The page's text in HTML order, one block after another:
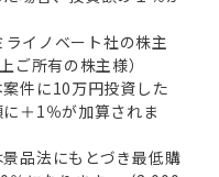
ライノベート社の株主
ご所有の株主様）
件に10万円投資した
＋1％が加算されま
品法にもとづき最低購